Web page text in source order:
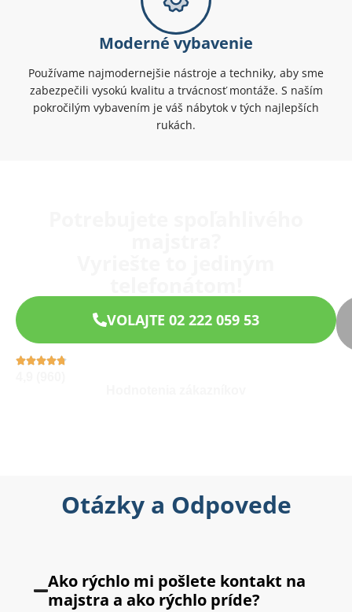
Moderné vybavenie
Používame najmodernejšie nástroje a techniky, aby sme
zabezpečili vysokú kvalitu a trvácnosť montáže. S naším
pokročilým vybavením je váš nábytok v tých najlepších
rukách.
VOLAJTE 02 222 059 53
Otázky a Odpovede
Ako rýchlo mi pošlete kontakt na
majstra a ako rýchlo príde?